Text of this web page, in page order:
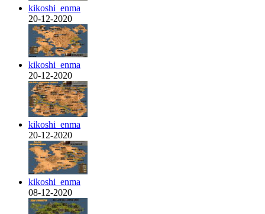
kikoshi_enma
20-12-2020
kikoshi_enma
20-12-2020
kikoshi_enma
20-12-2020
kikoshi_enma
08-12-2020